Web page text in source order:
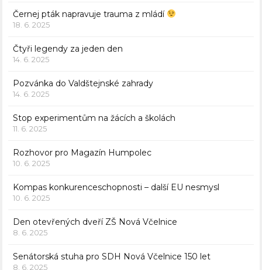
Černej pták napravuje trauma z mládí
18. 6. 2025
Čtyři legendy za jeden den
14. 6. 2025
Pozvánka do Valdštejnské zahrady
14. 6. 2025
Stop experimentům na žácích a školách
11. 6. 2025
Rozhovor pro Magazín Humpolec
10. 6. 2025
Kompas konkurenceschopnosti – další EU nesmysl
10. 6. 2025
Den otevřených dveří ZŠ Nová Včelnice
8. 6. 2025
Senátorská stuha pro SDH Nová Včelnice 150 let
8. 6. 2025